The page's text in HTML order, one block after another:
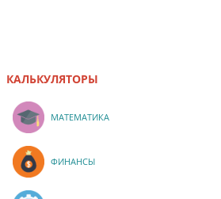
КАЛЬКУЛЯТОРЫ
МАТЕМАТИКА
ФИНАНСЫ